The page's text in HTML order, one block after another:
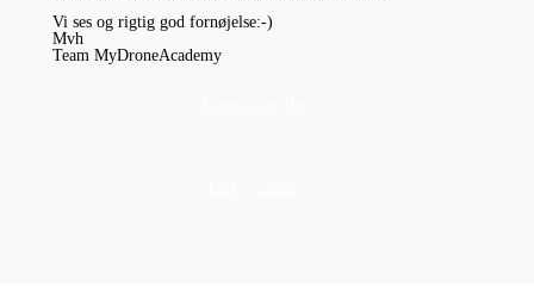
Vi ses og rigtig god fornøjelse:-)
Mvh
Team MyDroneAcademy